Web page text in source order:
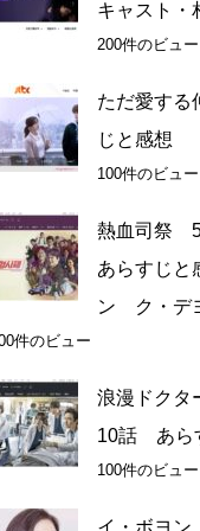
キャスト
200件のビュー
ただ愛す
じと感想
100件のビュー
熱血司祭
あらすじ
ン ク・デ
件のビュー
浪漫ドクタ
10話 あら
100件のビュー
イ・ボヨ